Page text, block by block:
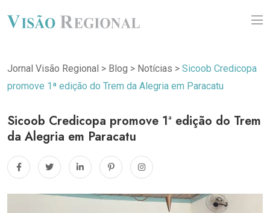
Jornal Visão Regional > Blog > Notícias > Sicoob Credicopa
promove 1ª edição do Trem da Alegria em Paracatu
Sicoob Credicopa promove 1ª edição do Trem
da Alegria em Paracatu